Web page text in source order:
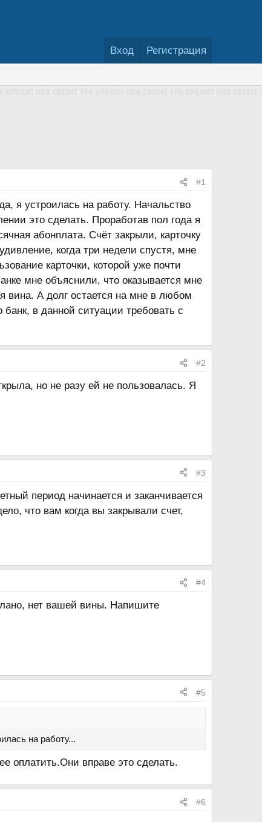
Вход Регистрация
#1
я устроилась на работу. Начальство
это сделать. Проработав пол года я
абонплата. Счёт закрыли, карточку
когда три недели спустя, мне
карточки, которой уже почти
мне объяснили, что оказывается мне
вина. А долг остается на мне в любом
в данной ситуации требовать с
#2
но не разу ей не пользовалась. Я
#3
период начинается и заканчивается
что вам когда вы закрывали счет,
#4
нет вашей вины. Напишите
#5
на работу...
оплатить.Они вправе это сделать.
#6